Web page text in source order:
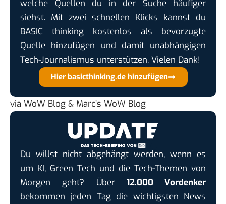
welche Quellen du in der Suche häufiger
siehst. Mit zwei schnellen Klicks kannst du
BASIC thinking kostenlos als bevorzugte
Quelle hinzufügen und damit unabhängigen
Tech-Journalismus unterstützen. Vielen Dank!
Hier basicthinking.de hinzufügen
via WoW Blog & Marc’s WoW Blog
Du willst nicht abgehängt werden, wenn es
um KI, Green Tech und die Tech-Themen von
Morgen geht? Über 12.000 Vordenker
bekommen jeden Tag die wichtigsten News